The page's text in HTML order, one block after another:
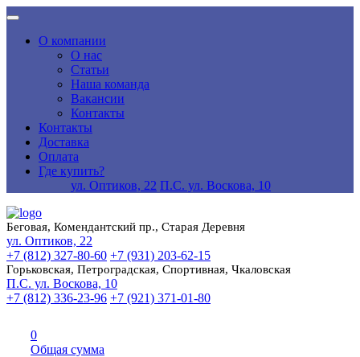
О компании
О нас
Статьи
Наша команда
Вакансии
Контакты
Контакты
Доставка
Оплата
Где купить?
ул. Оптиков, 22 П.С. ул. Воскова, 10
Беговая, Комендантский пр., Старая Деревня
ул. Оптиков, 22
+7 (812) 327-80-60 +7 (931) 203-62-15
Горьковская, Петроградская, Спортивная, Чкаловская
П.С. ул. Воскова, 10
+7 (812) 336-23-96 +7 (921) 371-01-80
0
Общая сумма